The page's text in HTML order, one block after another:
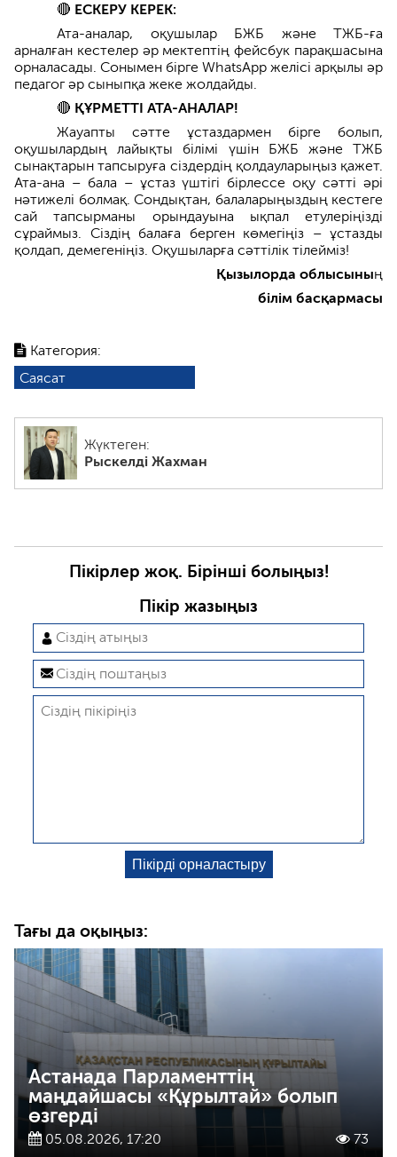
Категория:
Саясат
Жүктеген:
Рыскелді Жахман
🔴 ЕСКЕРУ КЕРЕК:
Ата-аналар, оқушылар БЖБ және ТЖБ-ға
арналған кестелер әр мектептің фейсбук парақшасына
орналасады. Сонымен бірге WhatsApp желісі арқылы әр
педагог әр сыныпқа жеке жолдайды.
🔴 ҚҰРМЕТТІ АТА-АНАЛАР!
Жауапты сәтте ұстаздармен бірге болып,
оқушылардың лайықты білімі үшін БЖБ және ТЖБ
сынақтарын тапсыруға сіздердің қолдауларыңыз қажет.
Ата-ана – бала – ұстаз үштігі бірлессе оқу сәтті әрі
нәтижелі болмақ. Сондықтан, балаларыңыздың кестеге
сай тапсырманы орындауына ықпал етулеріңізді
сұраймыз. Сіздің балаға берген көмегіңіз – ұстазды
қолдап, демегеніңіз. Оқушыларға сәттілік тілейміз!
Қызылорда облысының
білім басқармасы
Пікірлер жоқ. Бірінші болыңыз!
Пікір жазыңыз
Тағы да оқыңыз:
Астанада Парламенттің
маңдайшасы «Құрылтай» болып
өзгерді
05.08.2026, 17:20 73